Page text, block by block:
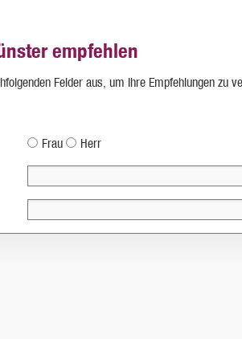
empfehlen
Felder aus, um Ihre Empfehlungen zu
Frau Herr